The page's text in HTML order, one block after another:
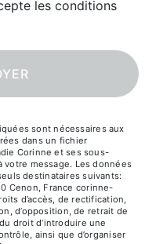
les conditions
sont nécessaires aux
dans un fichier
Corinne et ses sous-
message. Les données
destinataires suivants:
Cenon, France corinne-
d’accès, de rectification,
d’opposition, de retrait de
droit d’introduire une
ainsi que d’organiser